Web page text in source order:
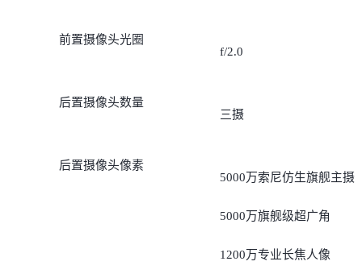
前置摄像头光圈
f/2.0
后置摄像头数量
三摄
后置摄像头像素
5000万索尼仿生旗舰主摄
5000万旗舰级超广角
1200万专业长焦人像